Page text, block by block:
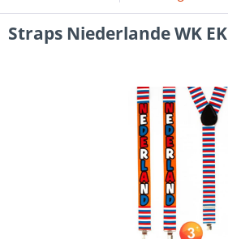
Straps Niederlande WK EK